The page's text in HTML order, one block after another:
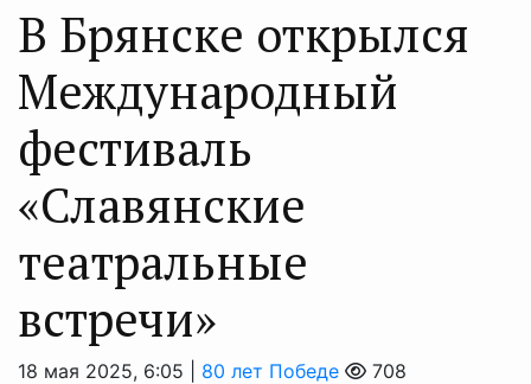
В Брянске открылся
Международный
фестиваль
«Славянские
театральные
встречи»
18 мая 2025, 6:05 | 80 лет Победе 708